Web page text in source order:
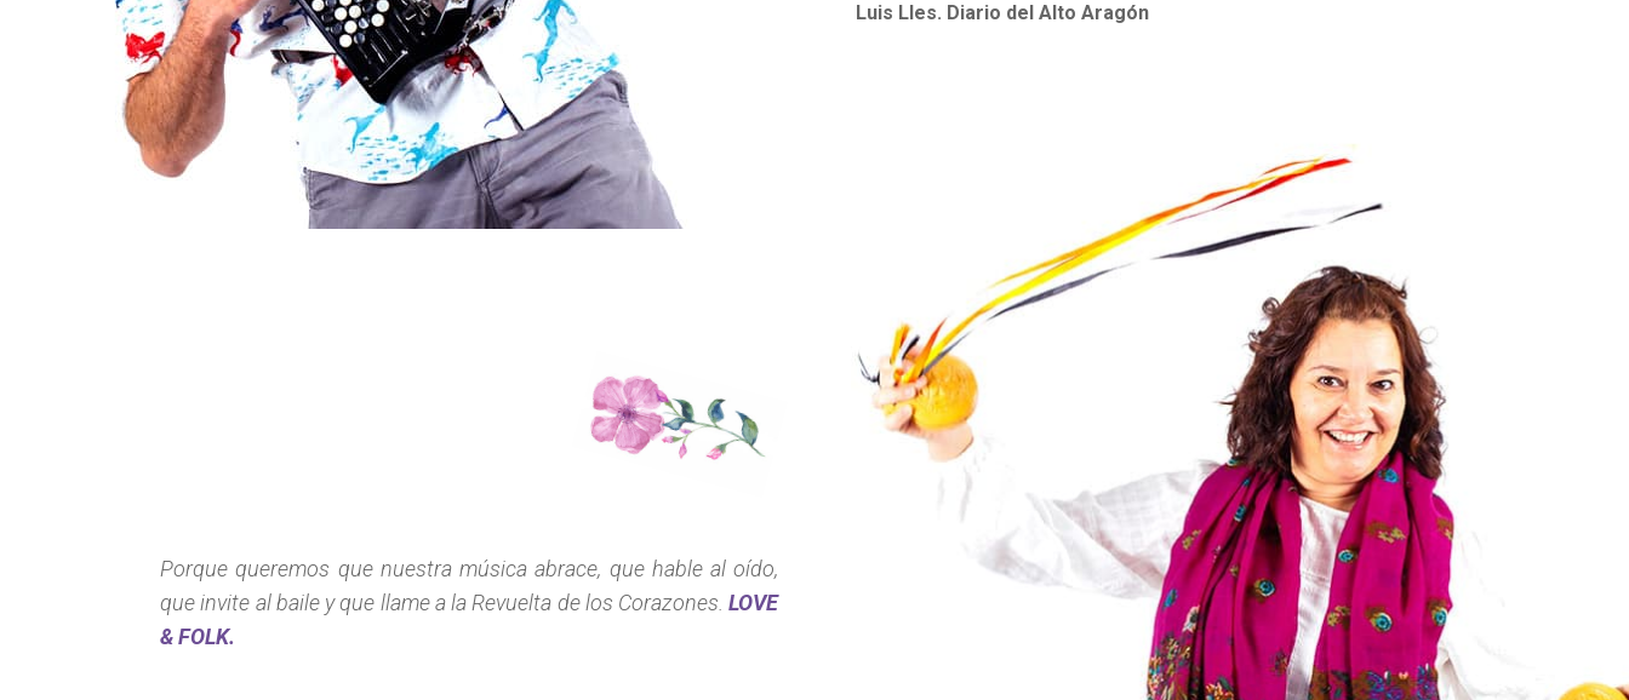
Luis Lles. Diario del Alto Aragón
Porque queremos que nuestra música abrace, que hable al oído,
que invite al baile y que llame a la Revuelta de los Corazones.LOVE
& FOLK.